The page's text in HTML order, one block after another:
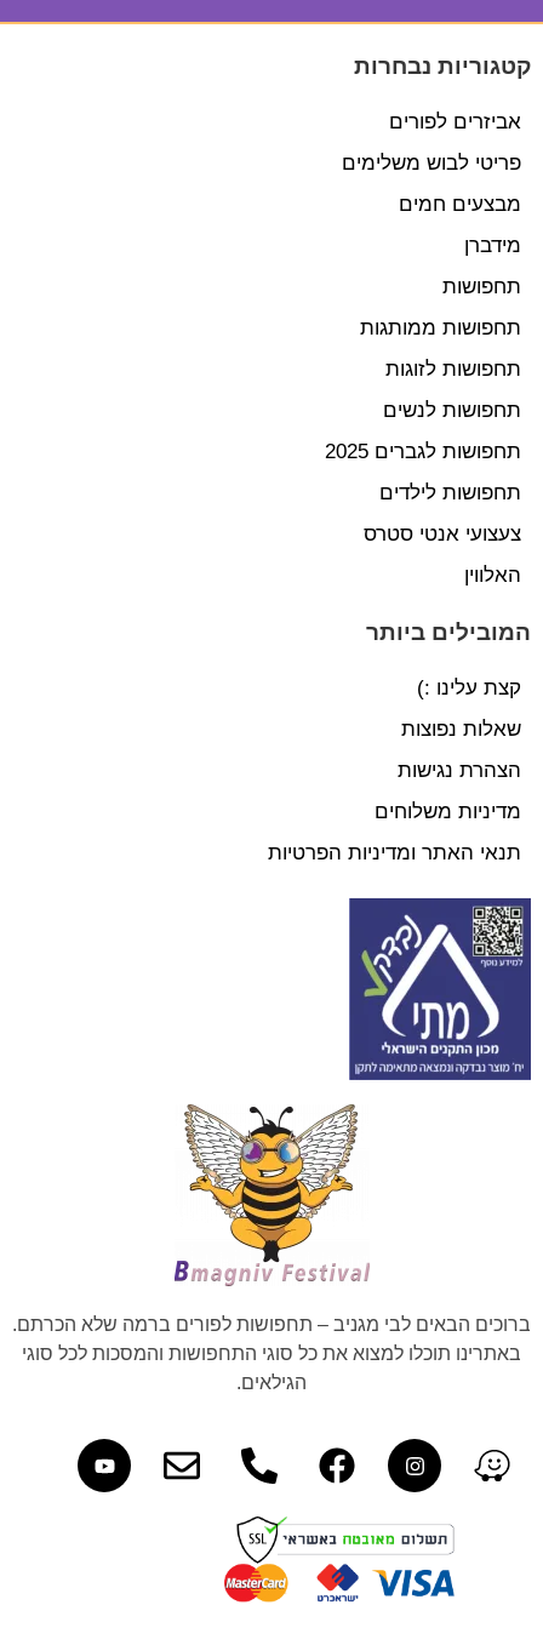
קטגוריות נבחרות
אביזרים לפורים
פריטי לבוש משלימים
מבצעים חמים
מידברן
תחפושות
תחפושות ממותגות
תחפושות לזוגות
תחפושות לנשים
תחפושות לגברים 2025
תחפושות לילדים
צעצועי אנטי סטרס
האלווין
המובילים ביותר
קצת עלינו :)
שאלות נפוצות
הצהרת נגישות
מדיניות משלוחים
תנאי האתר ומדיניות הפרטיות
ברוכים הבאים לבי מגניב – תחפושות לפורים ברמה שלא הכרתם.
באתרינו תוכלו למצוא את כל סוגי התחפושות והמסכות לכל סוגי
הגילאים.